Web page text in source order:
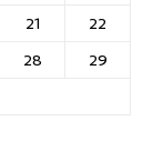
21
22
28
29